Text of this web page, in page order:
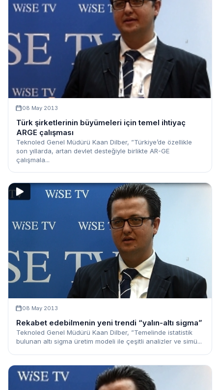
08 May 2013
Türk şirketlerinin büyümeleri için temel ihtiyaç
ARGE çalışması
Teknoled Genel Müdürü Kaan Dilber, ”Türkiye’de özellikle
son yıllarda, artan devlet desteğiyle birlikte AR-GE
çalışmala...
08 May 2013
Rekabet edebilmenin yeni trendi “yalın-altı sigma”
Teknoled Genel Müdürü Kaan Dilber, ”Temelinde istatistik
bulunan altı sigma üretim modeli ile çeşitli analizler ve simü...